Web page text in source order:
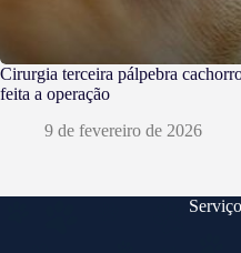
Cirurgia terceira pálpebra
feita a operação
9 de fevereiro de 2026